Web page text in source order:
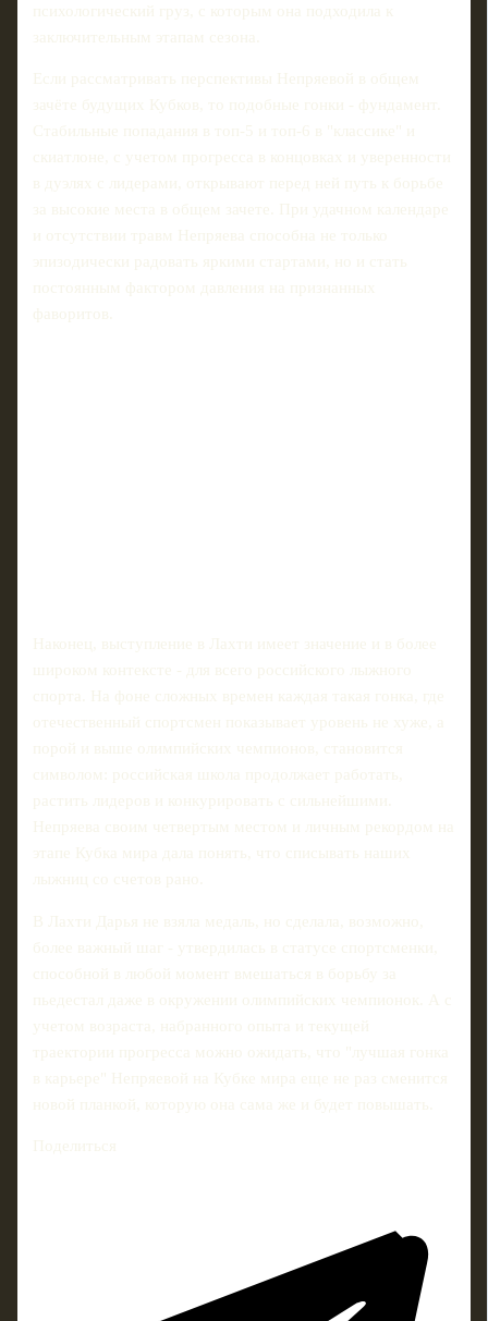
психологический груз, с которым она подходила к
заключительным этапам сезона.
Если рассматривать перспективы Непряевой в общем
зачёте будущих Кубков, то подобные гонки - фундамент.
Стабильные попадания в топ-5 и топ-6 в "классике" и
скиатлоне, с учетом прогресса в концовках и уверенности
в дуэлях с лидерами, открывают перед ней путь к борьбе
за высокие места в общем зачете. При удачном календаре
и отсутствии травм Непряева способна не только
эпизодически радовать яркими стартами, но и стать
постоянным фактором давления на признанных
фаворитов.
Наконец, выступление в Лахти имеет значение и в более
широком контексте - для всего российского лыжного
спорта. На фоне сложных времен каждая такая гонка, где
отечественный спортсмен показывает уровень не хуже, а
порой и выше олимпийских чемпионов, становится
символом: российская школа продолжает работать,
растить лидеров и конкурировать с сильнейшими.
Непряева своим четвертым местом и личным рекордом на
этапе Кубка мира дала понять, что списывать наших
лыжниц со счетов рано.
В Лахти Дарья не взяла медаль, но сделала, возможно,
более важный шаг - утвердилась в статусе спортсменки,
способной в любой момент вмешаться в борьбу за
пьедестал даже в окружении олимпийских чемпионок. А с
учетом возраста, набранного опыта и текущей
траектории прогресса можно ожидать, что "лучшая гонка
в карьере" Непряевой на Кубке мира еще не раз сменится
новой планкой, которую она сама же и будет повышать.
Поделиться